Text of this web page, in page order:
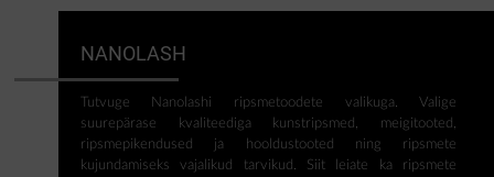
NANOLASH
Tutvuge Nanolashi ripsmetoodete valikuga. Valige
suurepärase kvaliteediga kunstripsmed, meigitooted,
ripsmepikendused ja hooldustooted ning ripsmete
kujundamiseks vajalikud tarvikud. Siit leiate ka ripsmete